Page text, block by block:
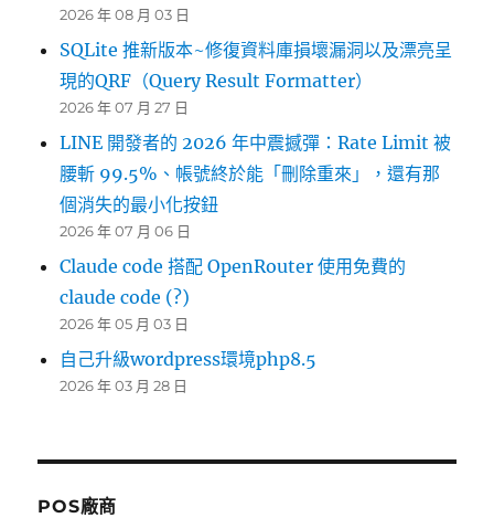
2026 年 08 月 03 日
SQLite 推新版本~修復資料庫損壞漏洞以及漂亮呈
現的QRF（Query Result Formatter）
2026 年 07 月 27 日
LINE 開發者的 2026 年中震撼彈：Rate Limit 被
腰斬 99.5%、帳號終於能「刪除重來」，還有那
個消失的最小化按鈕
2026 年 07 月 06 日
Claude code 搭配 OpenRouter 使用免費的
claude code (?)
2026 年 05 月 03 日
自己升級wordpress環境php8.5
2026 年 03 月 28 日
POS廠商